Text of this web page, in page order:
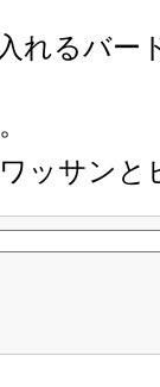
れるバー
ッサンと